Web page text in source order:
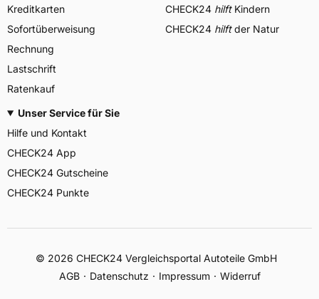
Kreditkarten
Sofortüberweisung
Rechnung
Lastschrift
Ratenkauf
CHECK24 hilftKindern
CHECK24 hilftder Natur
Unser Service für Sie
Hilfe und Kontakt
CHECK24 App
CHECK24 Gutscheine
CHECK24 Punkte
© 2026 CHECK24 Vergleichsportal Autoteile GmbH
AGB
Datenschutz Impressum Widerruf